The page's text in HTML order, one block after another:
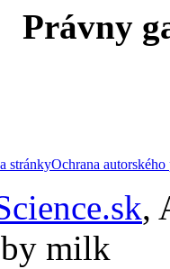
Právny
stránkyOchrana autorského
,
milk